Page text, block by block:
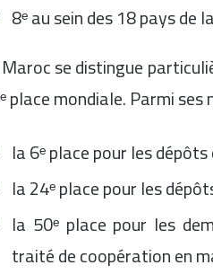
8ᵉ au sein des 18 pays de
se distingue
place mondiale. Parmi
la 6ᵉ place pour les
la 24ᵉ place pour les
la 50ᵉ place pour les
traité de coopération en